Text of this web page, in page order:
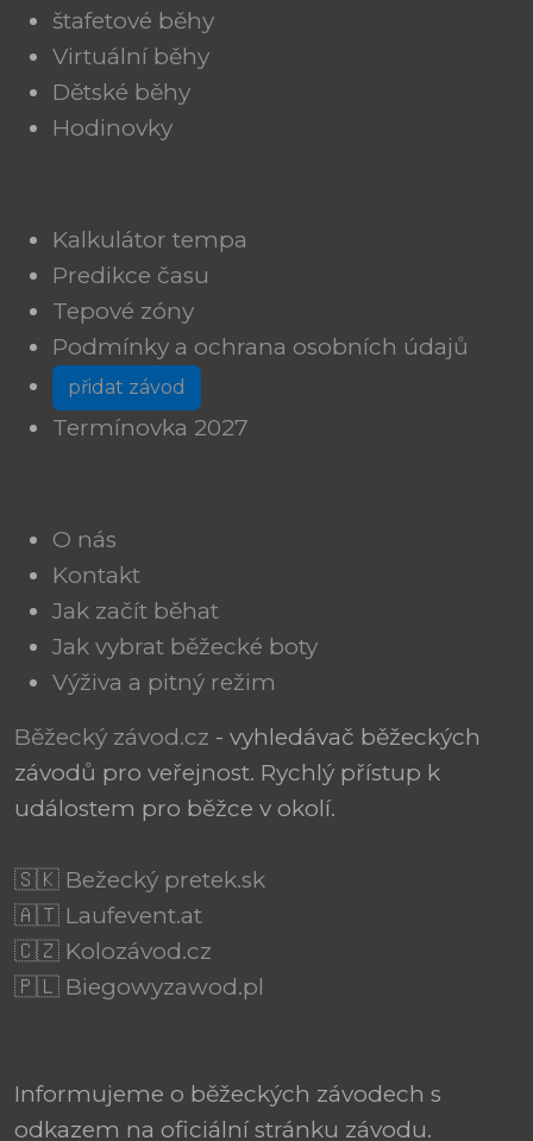
štafetové běhy
Virtuální běhy
Dětské běhy
Hodinovky
Kalkulátor tempa
Predikce času
Tepové zóny
Podmínky a ochrana osobních údajů
přidat závod
Termínovka 2027
O nás
Kontakt
Jak začít běhat
Jak vybrat běžecké boty
Výživa a pitný režim
Běžecký závod.cz - vyhledávač běžeckých
závodů pro veřejnost. Rychlý přístup k
událostem pro běžce v okolí.
🇸🇰 Bežecký pretek.sk
🇦🇹 Laufevent.at
🇨🇿 Kolozávod.cz
🇵🇱 Biegowyzawod.pl
Informujeme o běžeckých závodech s
odkazem na oficiální stránku závodu.